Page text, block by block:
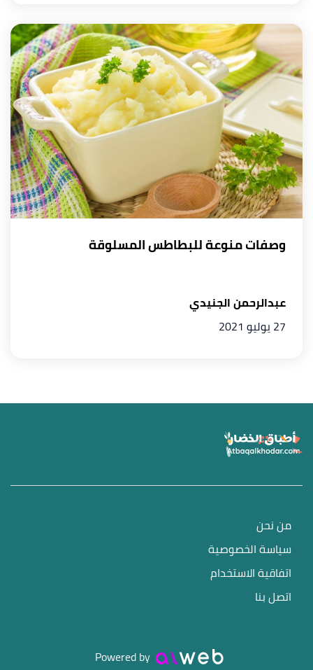
وصفات منوعة للبطاطس المسلوقة
عبدالرحمن الجنيدي
27 يوليو 2021
من نحن
سياسة الخصوصية
اتفاقية الاستخدام
اتصل بنا
Powered by